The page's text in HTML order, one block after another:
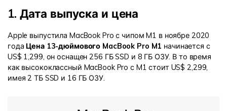
1. Дата выпуска и цена
Apple выпустила MacBook Pro с чипом M1 в ноябре 2020
года Цена 13-дюймового MacBook Pro M1 начинается с
US$ 1,299, он оснащен 256 ГБ SSD и 8 ГБ ОЗУ. В то время
как высококлассный MacBook Pro с M1 стоит US$ 2,299,
имея 2 ТБ SSD и 16 ГБ ОЗУ.